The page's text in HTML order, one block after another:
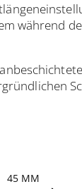
während
45 MM